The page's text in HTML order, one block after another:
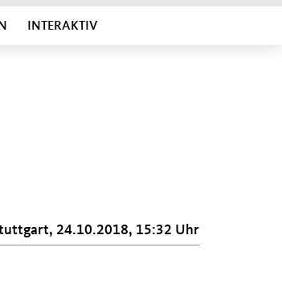
INTERAKTIV
24.10.2018, 15:32 Uhr